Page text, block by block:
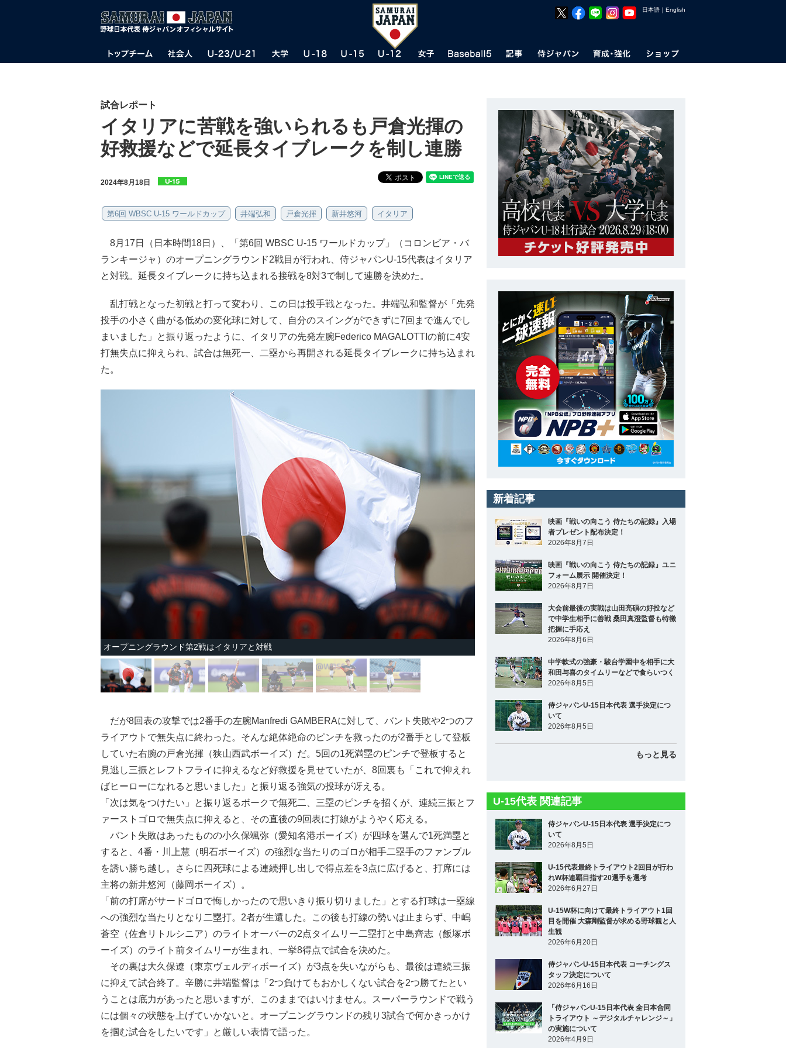
日本語 ｜ English
試合レポート
イタリアに苦戦を強いられるも戸倉光揮の
好救援などで延長タイブレークを制し連勝
2024年8月18日
第6回 WBSC U-15 ワールドカップ 井端弘和 戸倉光揮 新井悠河 イタリア
8月17日（日本時間18日）、「第6回 WBSC U-15 ワールドカップ」（コロンビア・バ
ランキージャ）のオープニングラウンド2戦目が行われ、侍ジャパンU-15代表はイタリア
と対戦。延長タイブレークに持ち込まれる接戦を8対3で制して連勝を決めた。
乱打戦となった初戦と打って変わり、この日は投手戦となった。井端弘和監督が「先発
投手の小さく曲がる低めの変化球に対して、自分のスイングができずに7回まで進んでし
まいました」と振り返ったように、イタリアの先発左腕Federico MAGALOTTIの前に4安
打無失点に抑えられ、試合は無死一、二塁から再開される延長タイブレークに持ち込まれ
た。
オープニングラウンド第2戦はイタリアと対戦
だが8回表の攻撃では2番手の左腕Manfredi GAMBERAに対して、バント失敗や2つのフ
ライアウトで無失点に終わった。そんな絶体絶命のピンチを救ったのが2番手として登板
していた右腕の戸倉光揮（狭山西武ボーイズ）だ。5回の1死満塁のピンチで登板すると
見逃し三振とレフトフライに抑えるなど好救援を見せていたが、8回裏も「これで抑えれ
ばヒーローになれると思いました」と振り返る強気の投球が冴える。
「次は気をつけたい」と振り返るボークで無死二、三塁のピンチを招くが、連続三振とフ
ァーストゴロで無失点に抑えると、その直後の9回表に打線がようやく応える。
バント失敗はあったものの小久保颯弥（愛知名港ボーイズ）が四球を選んで1死満塁と
すると、4番・川上慧（明石ボーイズ）の強烈な当たりのゴロが相手二塁手のファンブル
を誘い勝ち越し。さらに四死球による連続押し出しで得点差を3点に広げると、打席には
主将の新井悠河（藤岡ボーイズ）。
「前の打席がサードゴロで悔しかったので思いきり振り切りました」とする打球は一塁線
への強烈な当たりとなり二塁打。2者が生還した。この後も打線の勢いは止まらず、中嶋
蒼空（佐倉リトルシニア）のライトオーバーの2点タイムリー二塁打と中島齊志（飯塚ボ
ーイズ）のライト前タイムリーが生まれ、一挙8得点で試合を決めた。
その裏は大久保遼（東京ヴェルディボーイズ）が3点を失いながらも、最後は連続三振
に抑えて試合終了。辛勝に井端監督は「2つ負けてもおかしくない試合を2つ勝てたとい
うことは底力があったと思いますが、このままではいけません。スーパーラウンドで戦う
には個々の状態を上げていかないと。オープニングラウンドの残り3試合で何かきっかけ
を掴む試合をしたいです」と厳しい表情で語った。
新着記事
映画『戦いの向こう 侍たちの記録』入場
者プレゼント配布決定！
2026年8月7日
映画『戦いの向こう 侍たちの記録』ユニ
フォーム展示 開催決定！
2026年8月7日
大会前最後の実戦は山田亮碩の好投など
で中学生相手に善戦 桑田真澄監督も特徴
把握に手応え
2026年8月6日
中学軟式の強豪・駿台学園中を相手に大
和田与喜のタイムリーなどで食らいつく
2026年8月5日
侍ジャパンU-15日本代表 選手決定につ
いて
2026年8月5日
もっと見る
U-15代表 関連記事
侍ジャパンU-15日本代表 選手決定につ
いて
2026年8月5日
U-15代表最終トライアウト2回目が行わ
れW杯連覇目指す20選手を選考
2026年6月27日
U-15W杯に向けて最終トライアウト1回
目を開催 大森剛監督が求める野球観と人
生観
2026年6月20日
侍ジャパンU-15日本代表 コーチングス
タッフ決定について
2026年6月16日
「侍ジャパンU-15日本代表 全日本合同
トライアウト ～デジタルチャレンジ～」
の実施について
2026年4月9日